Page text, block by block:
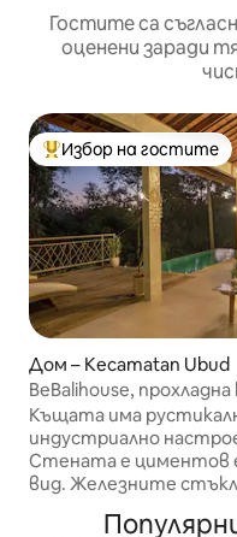
Гостите са
оценени заради
Най-популярен избор
Избор на гостите
Дом – Kecamatan Ubud
BeBalihouse,
джунглата
Къщата има
индустриално
Стената е циментов
вид. Железните
гледката към